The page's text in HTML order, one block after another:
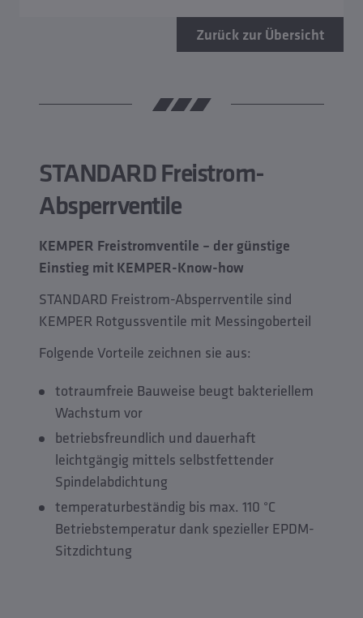
Zurück zur Übersicht
STANDARD Freistrom-
Absperrventile
KEMPER Freistromventile – der günstige
Einstieg mit KEMPER-Know-how
STANDARD Freistrom-Absperrventile sind
KEMPER Rotgussventile mit Messingoberteil
Folgende Vorteile zeichnen sie aus:
totraumfreie Bauweise beugt bakteriellem
Wachstum vor
betriebsfreundlich und dauerhaft
leichtgängig mittels selbstfettender
Spindelabdichtung
temperaturbeständig bis max. 110 °C
Betriebstemperatur dank spezieller EPDM-
Sitzdichtung